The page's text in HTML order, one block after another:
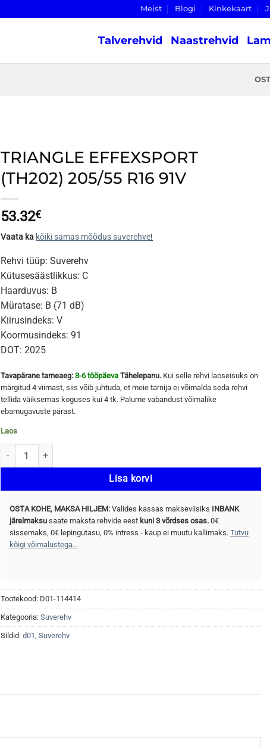
Meist Blogi Kinkekaart
Talverehvid Naastrehvid
TRIANGLE EFFEXSPORT
(TH202) 205/55 R16 91V
53.32€
Vaata ka kõiki samas mõõdus suverehve!
Rehvi tüüp: Suverehv
Kütusesäästlikkus: C
Haarduvus: B
Müratase: B (71 dB)
Kiirusindeks: V
Koormusindeks: 91
DOT: 2025
Tavapärane tarneaeg: 3-6 tööpäeva Tähelepanu.Kui selle rehvi laoseisuks on
märgitud 4 viimast, siis võib juhtuda, et meie tarnija ei võimalda seda rehvi
tellida väiksemas koguses kui 4 tk. Palume vabandust võimalike
ebamugavuste pärast.
Laos
TRIANGLE EFFEXSPORT (TH202) 205/55 R16 91V kogus
Lisa korvi
OSTA KOHE, MAKSA HILJEM:Valides kassas makseviisiks INBANK
järelmaksusaate maksta rehvide eest kuni 3 võrdses osas.0€
sissemaks, 0€ lepingutasu, 0% intress - kaup ei muutu kallimaks. Tutvu
kõigi võimalustega...
Tootekood: D01-114414
Kategooria: Suverehv
Sildid: d01 Suverehv